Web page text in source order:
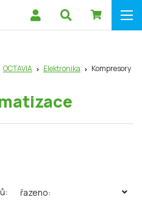
OCTAVIA Elektronika
Kompresory
řazeno: